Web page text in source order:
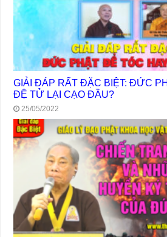
GIẢI ĐÁP RẤT ĐẶC BIỆT: ĐỨC
ĐỆ TỬ LẠI CẠO ĐẦU?
25/05/2022